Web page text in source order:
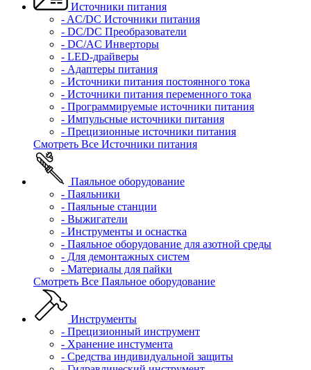
Источники питания
- AC/DC Источники питания
- DC/DC Преобразователи
- DC/AC Инверторы
- LED-драйверы
- Адаптеры питания
- Источники питания постоянного тока
- Источники питания переменного тока
- Программируемые источники питания
- Импульсные источники питания
- Прецизионные источники питания
Смотреть Все Источники питания
Паяльное оборудование
- Паяльники
- Паяльные станции
- Выжигатели
- Инструменты и оснастка
- Паяльное оборудование для азотной среды
- Для демонтажных систем
- Материалы для пайки
Смотреть Все Паяльное оборудование
Инструменты
- Прецизионный инструмент
- Хранение инстумента
- Средства индивидуальной защиты